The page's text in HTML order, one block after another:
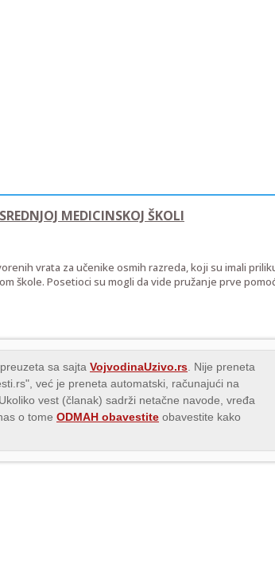
MEDICINSKOJ ŠKOLI
vrata za učenike osmih razreda, koji su imali
škole. Posetioci su mogli da vide pružanje prve
sa sajta VojvodinaUzivo.rs . Nije preneta
već je preneta automatski, računajući na
Ukoliko vest (članak) sadrži netačne navode, vređa
o tome ODMAH obavestite obavestite kako